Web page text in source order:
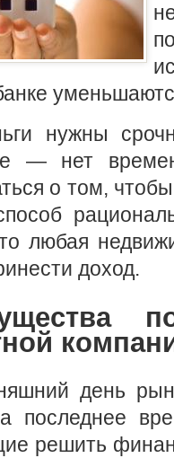
нужны
— нет
о том,
любая
доход.
день
последнее
решить